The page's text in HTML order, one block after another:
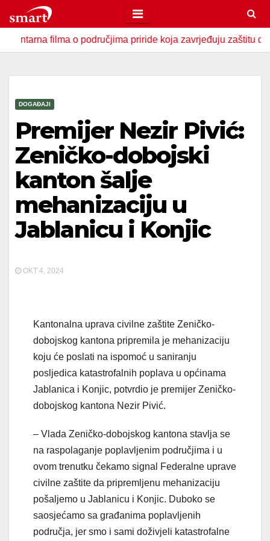
to
content
filma o područjima priride koja zavrjeđuju zaštitu države
DOGAĐAJI
Premijer Nezir Pivić:
Zeničko-dobojski
kanton šalje
mehanizaciju u
Jablanicu i Konjic
OKT 4, 2024
Kantonalna uprava civilne zaštite Zeničko-
dobojskog kantona pripremila je mehanizaciju
koju će poslati na ispomoć u saniranju
posljedica katastrofalnih poplava u općinama
Jablanica i Konjic, potvrdio je premijer Zeničko-
dobojskog kantona Nezir Pivić.
– Vlada Zeničko-dobojskog kantona stavlja se
na raspolaganje poplavljenim područjima i u
ovom trenutku čekamo signal Federalne uprave
civilne zaštite da pripremljenu mehanizaciju
pošaljemo u Jablanicu i Konjic. Duboko se
saosjećamo sa građanima poplavljenih
područja, jer smo i sami doživjeli katastrofalne